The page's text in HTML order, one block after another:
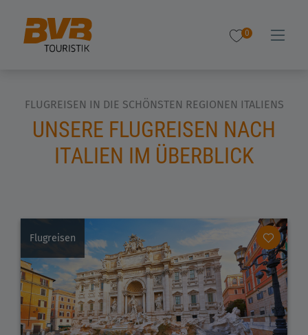
0
FLUGREISEN IN DIE SCHÖNSTEN REGIONEN ITALIENS
UNSERE FLUGREISEN NACH
ITALIEN IM ÜBERBLICK
Flugreisen